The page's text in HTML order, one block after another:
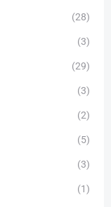
(28)
(3)
(29)
(3)
(2)
(5)
(3)
(1)